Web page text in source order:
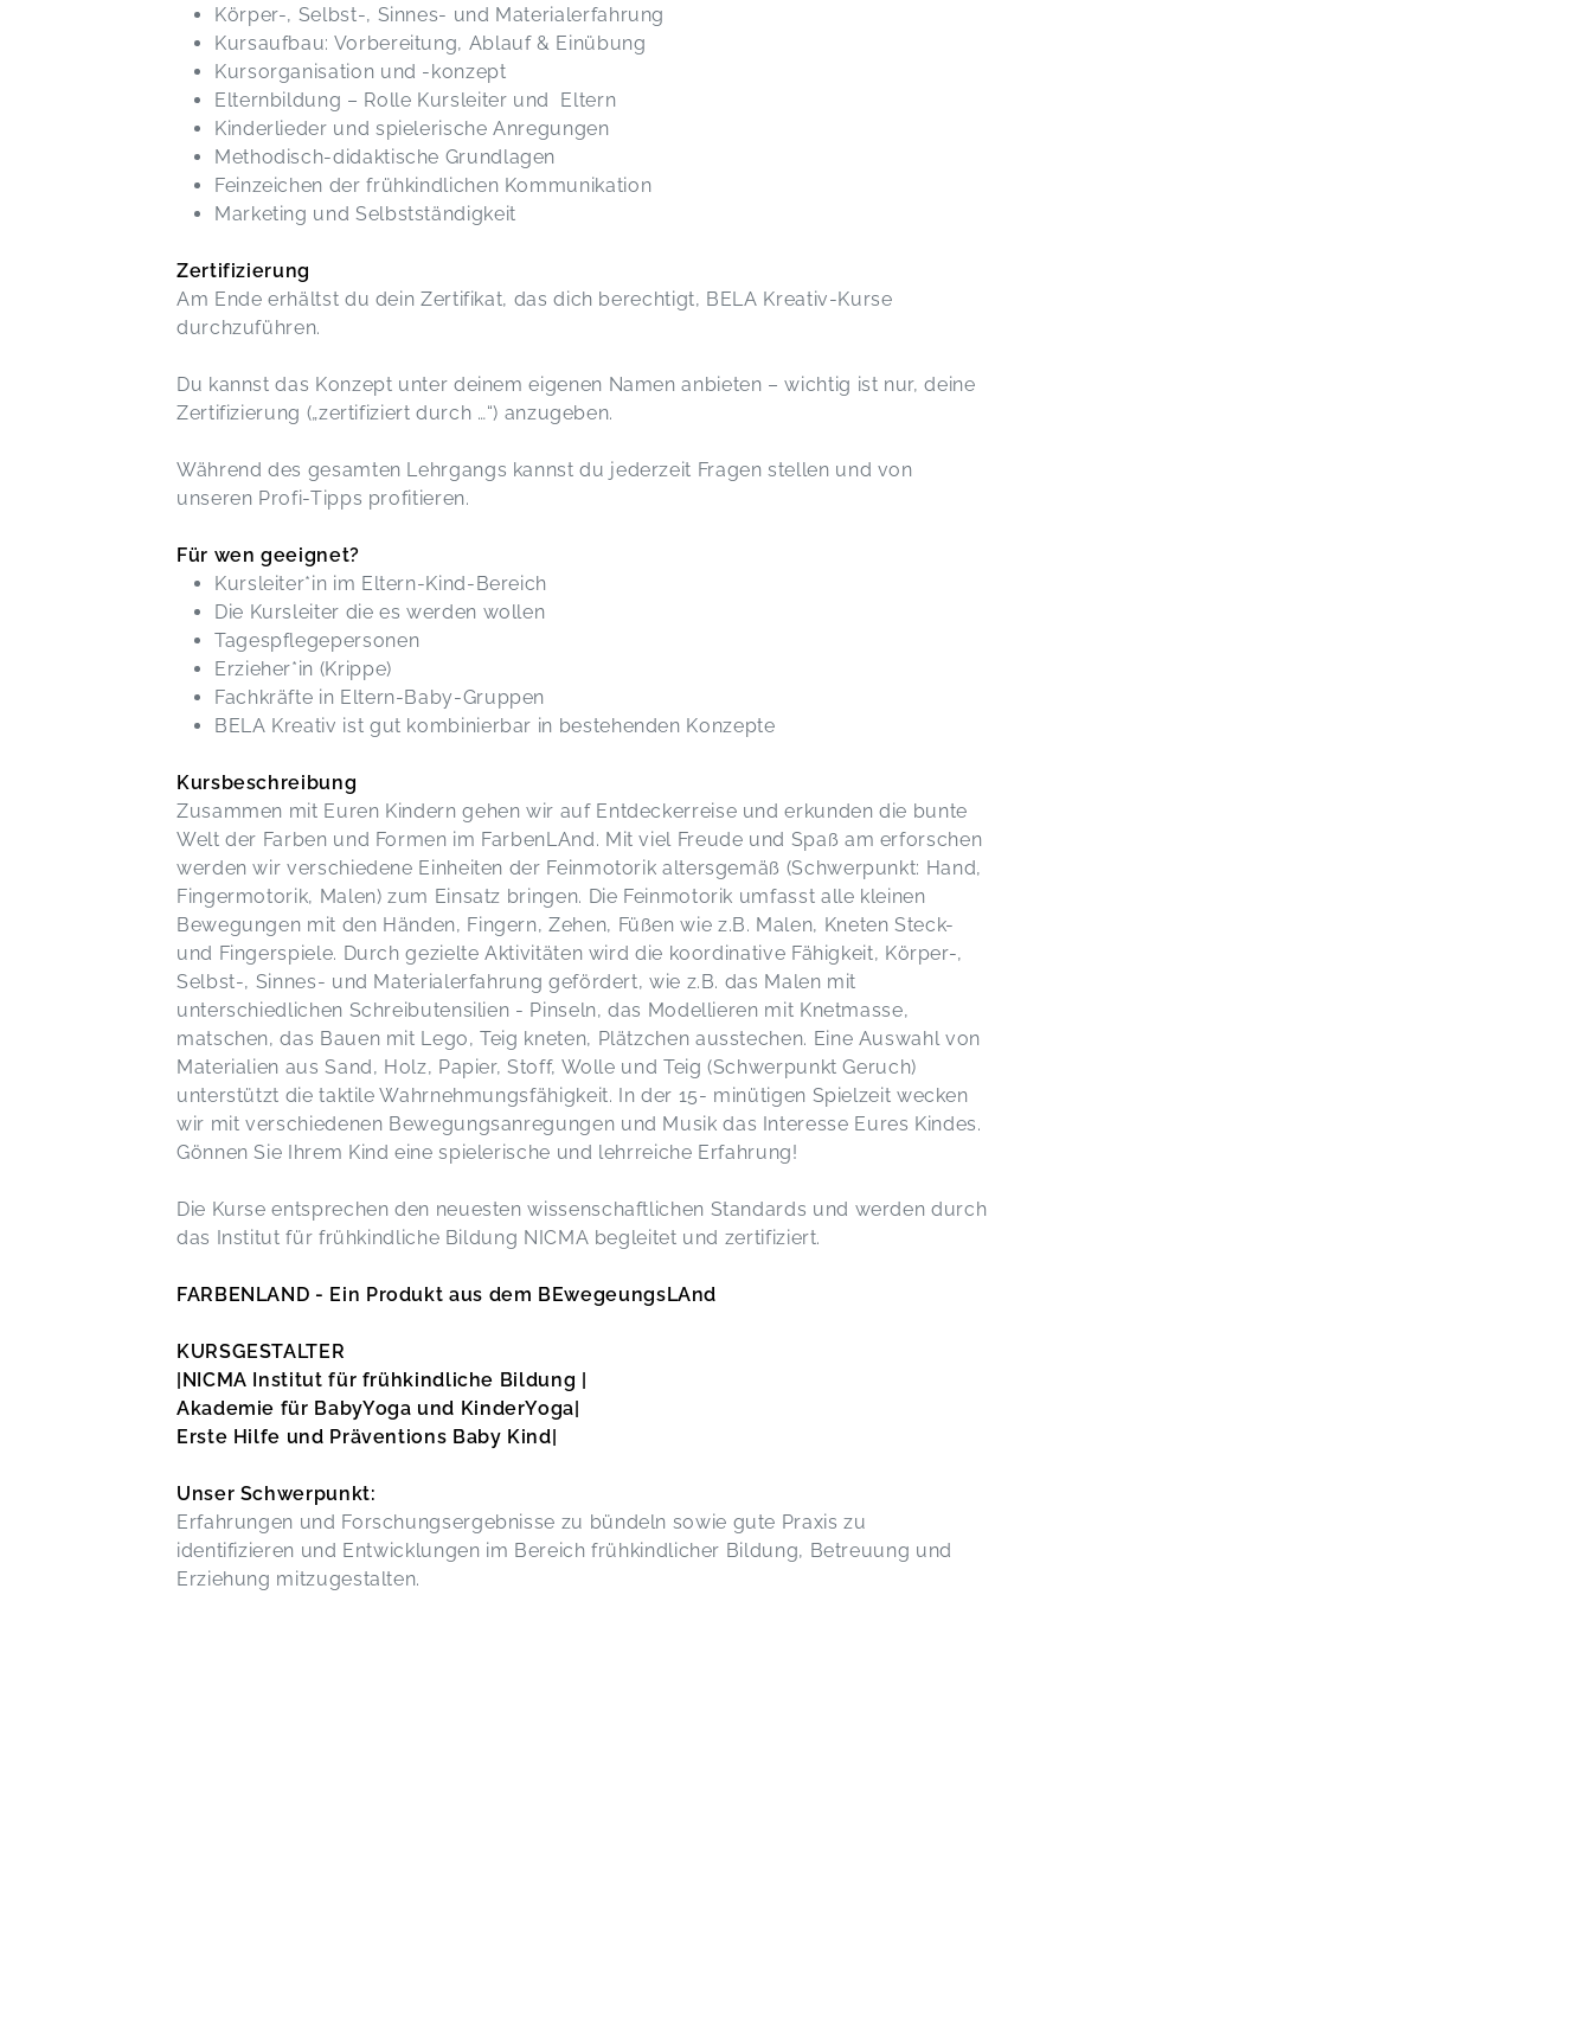
Körper-, Selbst-, Sinnes- und Materialerfahrung
Kursaufbau: Vorbereitung, Ablauf & Einübung
Kursorganisation und -konzept
Elternbildung – Rolle Kursleiter und Eltern
Kinderlieder und spielerische Anregungen
Methodisch-didaktische Grundlagen
Feinzeichen der frühkindlichen Kommunikation
Marketing und Selbstständigkeit
Zertifizierung
Am Ende erhältst du dein Zertifikat, das dich berechtigt, BELA Kreativ-Kurse
durchzuführen.
Du kannst das Konzept unter deinem eigenen Namen anbieten – wichtig ist nur, deine
Zertifizierung („zertifiziert durch …“) anzugeben.
Während des gesamten Lehrgangs kannst du jederzeit Fragen stellen und von
unseren Profi-Tipps profitieren.
Für wen geeignet?
Kursleiter*in im Eltern-Kind-Bereich
Die Kursleiter die es werden wollen
Tagespflegepersonen
Erzieher*in (Krippe)
Fachkräfte in Eltern-Baby-Gruppen
BELA Kreativ ist gut kombinierbar in bestehenden Konzepte
Kursbeschreibung
Zusammen mit Euren Kindern gehen wir auf Entdeckerreise und erkunden die bunte
Welt der Farben und Formen im FarbenLAnd. Mit viel Freude und Spaß am erforschen
werden wir verschiedene Einheiten der Feinmotorik altersgemäß (Schwerpunkt: Hand,
Fingermotorik, Malen) zum Einsatz bringen. Die Feinmotorik umfasst alle kleinen
Bewegungen mit den Händen, Fingern, Zehen, Füßen wie z.B. Malen, Kneten Steck-
und Fingerspiele. Durch gezielte Aktivitäten wird die koordinative Fähigkeit, Körper-,
Selbst-, Sinnes- und Materialerfahrung gefördert, wie z.B. das Malen mit
unterschiedlichen Schreibutensilien - Pinseln, das Modellieren mit Knetmasse,
matschen, das Bauen mit Lego, Teig kneten, Plätzchen ausstechen. Eine Auswahl von
Materialien aus Sand, Holz, Papier, Stoff, Wolle und Teig (Schwerpunkt Geruch)
unterstützt die taktile Wahrnehmungsfähigkeit. In der 15- minütigen Spielzeit wecken
wir mit verschiedenen Bewegungsanregungen und Musik das Interesse Eures Kindes.
Gönnen Sie Ihrem Kind eine spielerische und lehrreiche Erfahrung!
Die Kurse entsprechen den neuesten wissenschaftlichen Standards und werden durch
das Institut für frühkindliche Bildung NICMA begleitet und zertifiziert.
FARBENLAND - Ein Produkt aus dem BEwegeungsLAnd
KURSGESTALTER
|NICMA Institut für frühkindliche Bildung |
Akademie für BabyYoga und KinderYoga|
Erste Hilfe und Präventions Baby Kind|
Unser Schwerpunkt:
Erfahrungen und Forschungsergebnisse zu bündeln sowie gute Praxis zu
identifizieren und Entwicklungen im Bereich frühkindlicher Bildung, Betreuung und
Erziehung mitzugestalten.